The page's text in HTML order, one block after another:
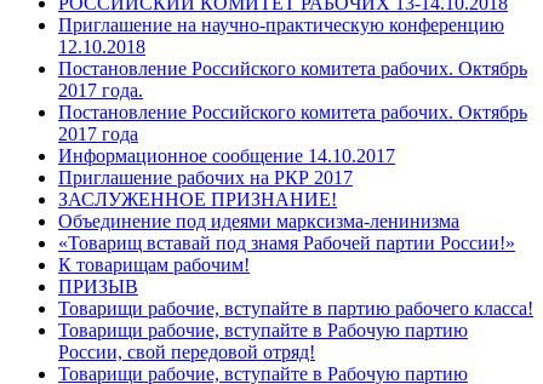
Приглашение на научно-практическую конференцию
12.10.2018
Постановление Российского комитета рабочих. Октябрь
2017 года.
Постановление Российского комитета рабочих. Октябрь
2017 года
Информационное сообщение 14.10.2017
Приглашение рабочих на РКР 2017
ЗАСЛУЖЕННОЕ ПРИЗНАНИЕ!
Объединение под идеями марксизма-ленинизма
«Товарищ вставай под знамя Рабочей партии России!»
К товарищам рабочим!
ПРИЗЫВ
Товарищи рабочие, вступайте в партию рабочего класса!
Товарищи рабочие, вступайте в Рабочую партию
России, свой передовой отряд!
Товарищи рабочие, вступайте в Рабочую партию